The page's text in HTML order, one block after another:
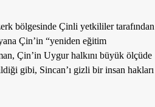
bölgesinde Çinli yetkililer tarafından
Çin’in “yeniden eğitim
Çin’in Uygur halkını büyük ölçüde
gibi, Sincan’ı gizli bir insan hakları